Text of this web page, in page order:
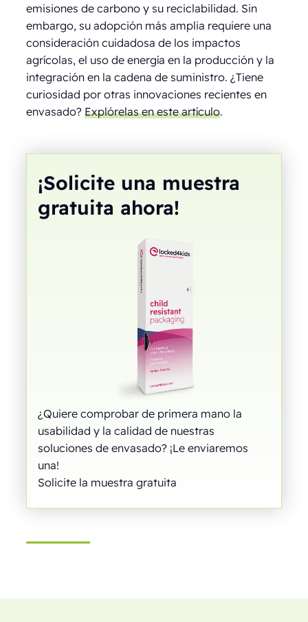
emisiones de carbono y su reciclabilidad. Sin
embargo, su adopción más amplia requiere una
consideración cuidadosa de los impactos
agrícolas, el uso de energía en la producción y la
integración en la cadena de suministro. ¿Tiene
curiosidad por otras innovaciones recientes en
envasado?Explórelas en este artículo.
¡Solicite una muestra
gratuita ahora!
¿Quiere comprobar de primera mano la
usabilidad y la calidad de nuestras
soluciones de envasado? ¡Le enviaremos
una!
Solicite la muestra gratuita